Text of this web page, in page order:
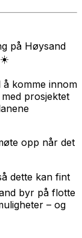
på Høysand
☀️
komme innom
prosjektet
opp når det
dette kan fint
byr på flotte
– og